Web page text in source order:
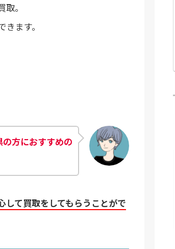
。
ます。
の方におすすめの
して買取をしてもらうことがで